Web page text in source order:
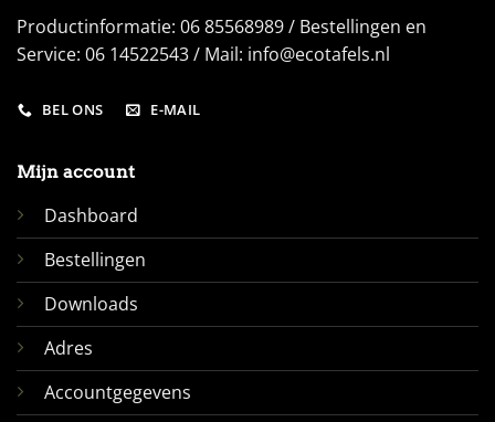
Productinformatie: 06 85568989 / Bestellingen en
Service: 06 14522543 / Mail: info@ecotafels.nl
BEL ONS E-MAIL
Mijn account
Dashboard
Bestellingen
Downloads
Adres
Accountgegevens